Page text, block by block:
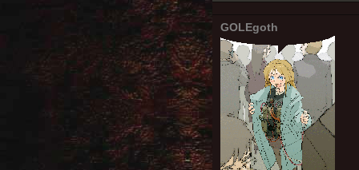
GOLEgoth